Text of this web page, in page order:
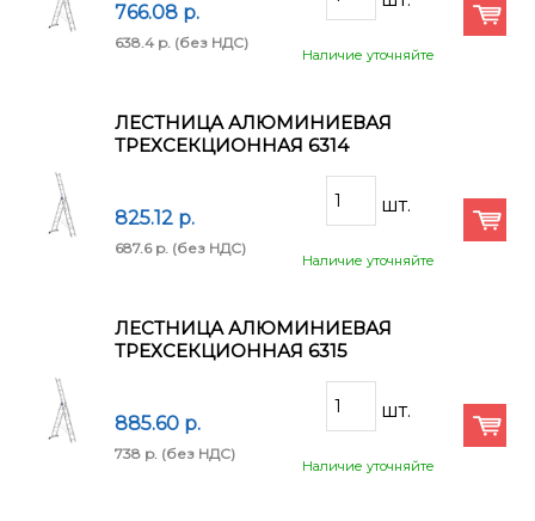
766.08 p.
638.4 p. (без НДС)
Наличие уточняйте
ЛЕСТНИЦА АЛЮМИНИЕВАЯ
ТРЕХСЕКЦИОННАЯ 6314
825.12 p.
687.6 p. (без НДС)
Наличие уточняйте
ЛЕСТНИЦА АЛЮМИНИЕВАЯ
ТРЕХСЕКЦИОННАЯ 6315
885.60 p.
738 p. (без НДС)
Наличие уточняйте